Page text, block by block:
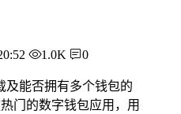
1.0K 0
及能否拥有多个钱包的
门的数字钱包应用，用